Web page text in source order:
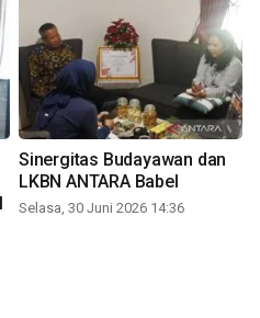
Sinergitas Budayawan dan
LKBN ANTARA Babel
Selasa, 30 Juni 2026 14:36